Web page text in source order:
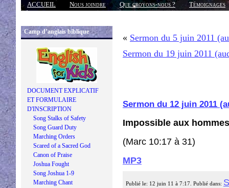
ACCUEIL Nous joindre Que croyons-nous ?
Témoignages
Réponses
Camp d’anglais biblique
DOCUMENT EXPLICATIF
ET FORMULAIRE
D'INSCRIPTION
Song Stalks of Safety
Song Guard Duty
Marching Orders
Scared of a Sacred God
Canon of Praise
Joshua Fought
Song Joshua 1-9
Marching Chant
« Sermon du 5 juin 2011
Sermon du 19 juin 2011
Sermon du 12 juin 2011
Impossible aux
(Marc 10:17 à 31)
MP3
Publié le: 12 juin 11 à 7:17. Publié dans: